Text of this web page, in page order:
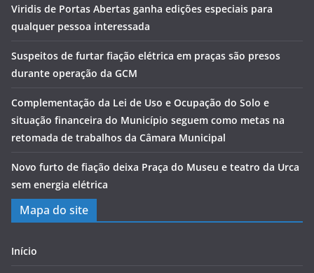
Viridis de Portas Abertas ganha edições especiais para
qualquer pessoa interessada
Suspeitos de furtar fiação elétrica em praças são presos
durante operação da GCM
Complementação da Lei de Uso e Ocupação do Solo e
situação financeira do Município seguem como metas na
retomada de trabalhos da Câmara Municipal
Novo furto de fiação deixa Praça do Museu e teatro da Urca
sem energia elétrica
Mapa do site
Início